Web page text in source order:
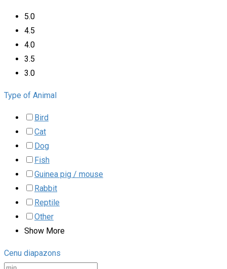
5.0
4.5
4.0
3.5
3.0
Type of Animal
Bird
Cat
Dog
Fish
Guinea pig / mouse
Rabbit
Reptile
Other
Show More
Cenu diapazons